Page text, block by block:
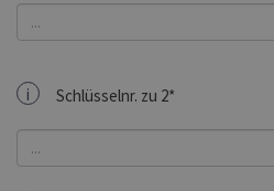
i Schlüsselnr. zu 2*